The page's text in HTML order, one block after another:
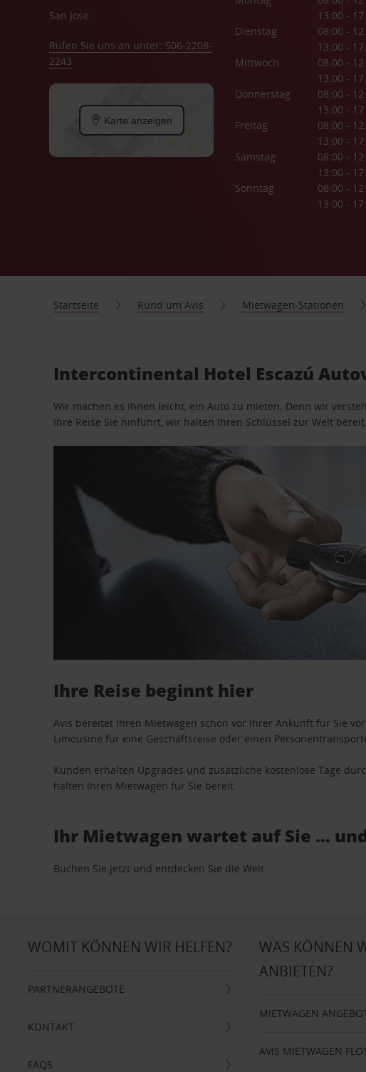
San Jose
Rufen Sie uns an unter: 506-2208-
2243
Karte anzeigen
13:00 -
Dienstag
08:00 -
13:00 -
Mittwoch
08:00 -
13:00 -
Donnerstag
08:00 -
13:00 -
Freitag
08:00 -
13:00 -
Samstag
08:00 -
13:00 -
Sonntag
08:00 -
13:00 -
Startseite Rund um Avis Mietwagen-Stationen
Intercontinental Hotel Escazú
Wir machen es Ihnen leicht, ein Auto zu mieten. Denn wir
Ihre Reise Sie hinführt, wir halten Ihren Schlüssel zur Welt bereit.
Ihre Reise beginnt hier
Avis bereitet Ihren Mietwagen schon vor Ihrer Ankunft für Sie
Limousine für eine Geschäftsreise oder einen
Kunden erhalten Upgrades und zusätzliche kostenlose Tage
halten Ihren Mietwagen für Sie bereit.
Ihr Mietwagen wartet auf Sie …
Buchen Sie jetzt und entdecken Sie die Welt.
WOMIT KÖNNEN WIR HELFEN?
PARTNERANGEBOTE
KONTAKT
FAQS
WAS KÖNNEN
ANBIETEN?
MIETWAGEN
AVIS MIETWAGEN